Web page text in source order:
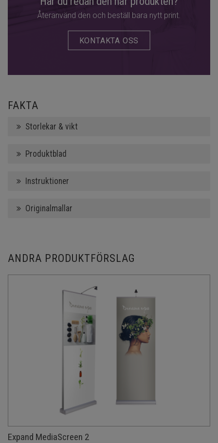
Återanvänd den och beställ bara nytt print.
KONTAKTA OSS
FAKTA
Storlekar & vikt
Produktblad
Instruktioner
Originalmallar
ANDRA PRODUKTFÖRSLAG
Expand MediaScreen 2